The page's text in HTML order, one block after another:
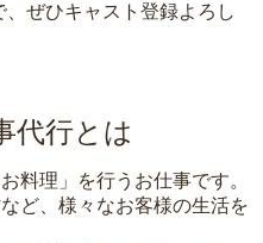
ぜひキャスト登録よろし
代行とは
お料理 」を行うお仕事です。
ど、様々なお客様の生活を